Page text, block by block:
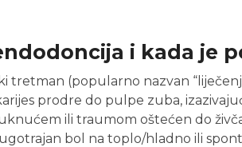
i kada je
tretman (popularno nazvan
prodre do pulpe zuba,
ili traumom oštećen do
bol na toplo/hladno ili